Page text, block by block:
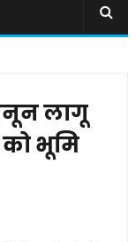
लागू
को भूमि